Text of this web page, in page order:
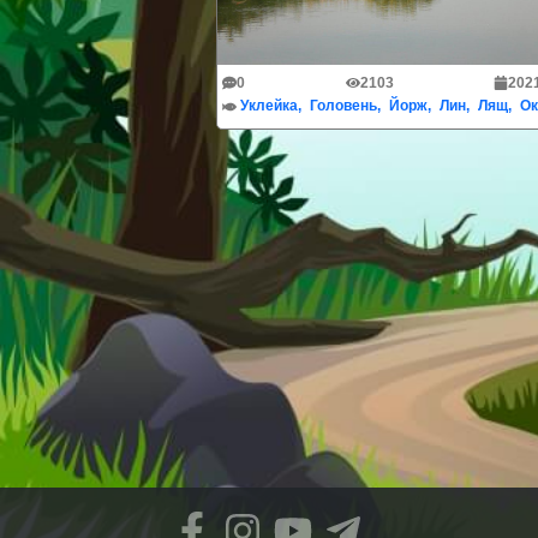
0 2103
Уклейка
Головень Йорж Лин Лящ